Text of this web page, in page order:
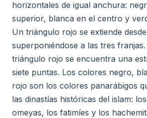
horizontales de igual anchura:
superior, blanca en el centro y
Un triángulo rojo se extiende
superponiéndose a las tres
triángulo rojo se encuentra una
siete puntas. Los colores negro,
rojo son los colores panarábigos
las dinastías históricas del islam:
omeyas, los fatimíes y los